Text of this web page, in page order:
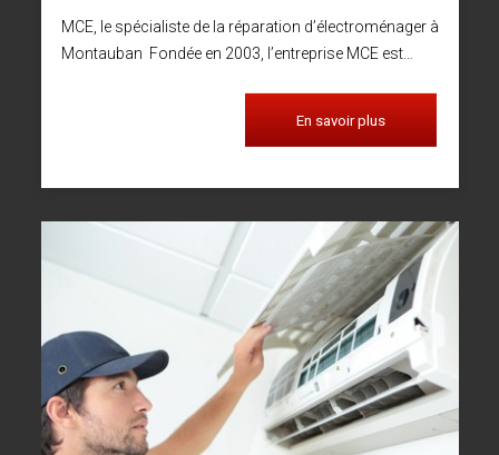
MCE, le spécialiste de la réparation d’électroménager à
Montauban Fondée en 2003, l’entreprise MCE est…
En savoir plus